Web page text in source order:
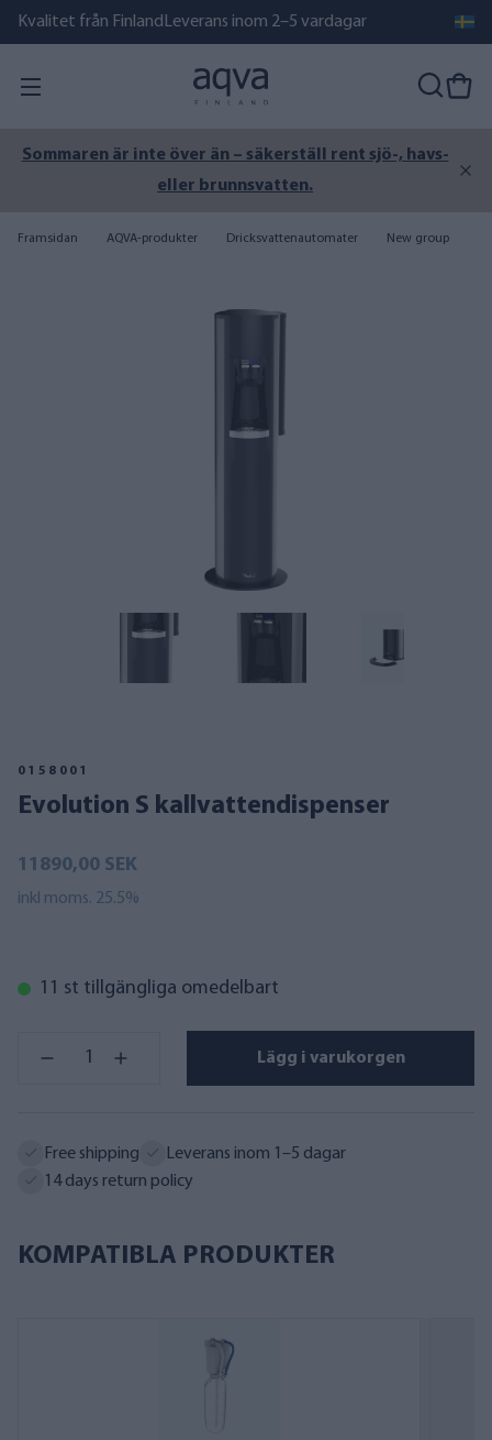
Kvalitet från Finland Leverans inom 2–5 vardagar
Sommaren är inte över än – säkerställ rent sjö-, havs-
eller brunnsvatten.
Framsidan AQVA-produkter Dricksvattenautomater New group
0158001
Evolution S kallvattendispenser
11890,00 SEK
inkl moms. 25.5%
11 st tillgängliga omedelbart
Lägg i varukorgen
Free shipping
Leverans inom 1–5 dagar
14 days return policy
KOMPATIBLA PRODUKTER